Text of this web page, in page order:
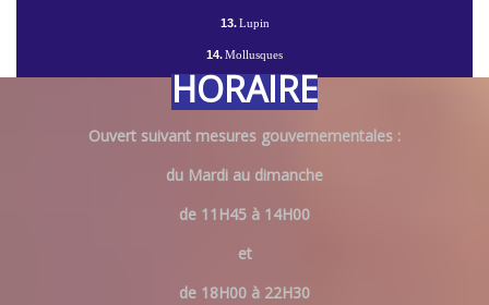
13.Lupin
14.Mollusques
HORAIRE
Ouvert suivant mesures gouvernementales :
du Mardi au dimanche
de 11H45 à 14H00
et
de 18H00 à 22H30